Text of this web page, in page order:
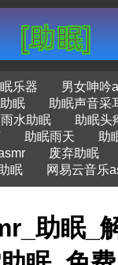
乐器 男女呻吟
眠 助眠声音采
雨水助眠 助眠头
助眠雨天 助
废弃助眠
眠
网易云音乐
助眠_